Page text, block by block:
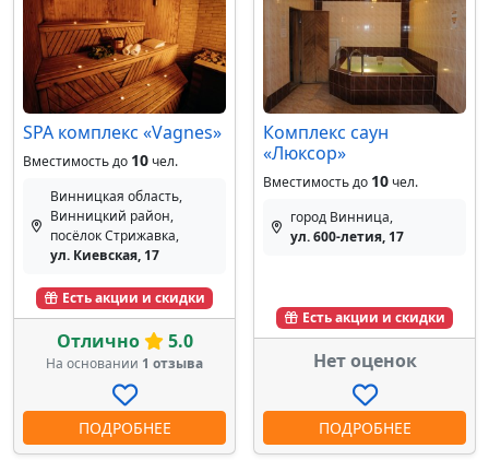
SPA комплекс «Vagnes»
Вместимость до 10чел.
Винницкая область,
Винницкий район,
посёлок Стрижавка,
ул. Киевская, 17
Есть акции и скидки
Отлично 5.0
На основании 1 отзыва
ПОДРОБНЕЕ
Комплекс саун
«Люксор»
Вместимость до 10чел.
город Винница,
ул. 600-летия, 17
Есть акции и скидки
Нет оценок
ПОДРОБНЕЕ